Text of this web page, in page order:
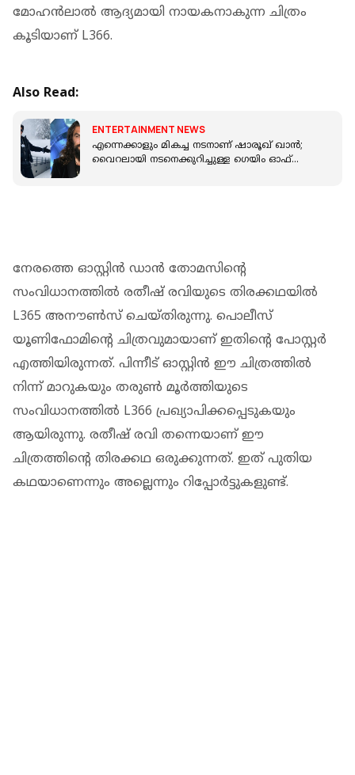
മോഹന്‍ലാല്‍ ആദ്യമായി നായകനാകുന്ന ചിത്രം
കൂടിയാണ് L366.
Also Read:
ENTERTAINMENT NEWS
എന്നെക്കാളും മികച്ച നടനാണ് ഷാരൂഖ് ഖാൻ;
വൈറലായി നടനെക്കുറിച്ചുള്ള ഗെയിം ഓഫ്
നേരത്തെ ഓസ്റ്റിന്‍ ഡാന്‍ തോമസിന്റെ
സംവിധാനത്തില്‍ രതീഷ് രവിയുടെ തിരക്കഥയില്‍
L365 അനൗണ്‍സ് ചെയ്തിരുന്നു. പൊലീസ്
യൂണിഫോമിന്റെ ചിത്രവുമായാണ് ഇതിന്റെ പോസ്റ്റര്‍
എത്തിയിരുന്നത്. പിന്നീട് ഓസ്റ്റിന്‍ ഈ ചിത്രത്തില്‍
നിന്ന് മാറുകയും തരുണ്‍ മൂര്‍ത്തിയുടെ
സംവിധാനത്തില്‍ L366 പ്രഖ്യാപിക്കപ്പെടുകയും
ആയിരുന്നു. രതീഷ് രവി തന്നെയാണ് ഈ
ചിത്രത്തിന്റെ തിരക്കഥ ഒരുക്കുന്നത്. ഇത് പുതിയ
കഥയാണെന്നും അല്ലെന്നും റിപ്പോര്‍ട്ടുകളുണ്ട്.